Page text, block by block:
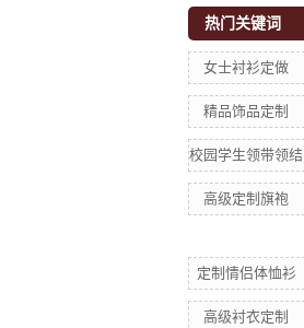
热门关键词
女士衬衫定做
精品饰品定制
校园学生领带领结
高级定制旗袍
定制情侣体恤衫
高级衬衣定制